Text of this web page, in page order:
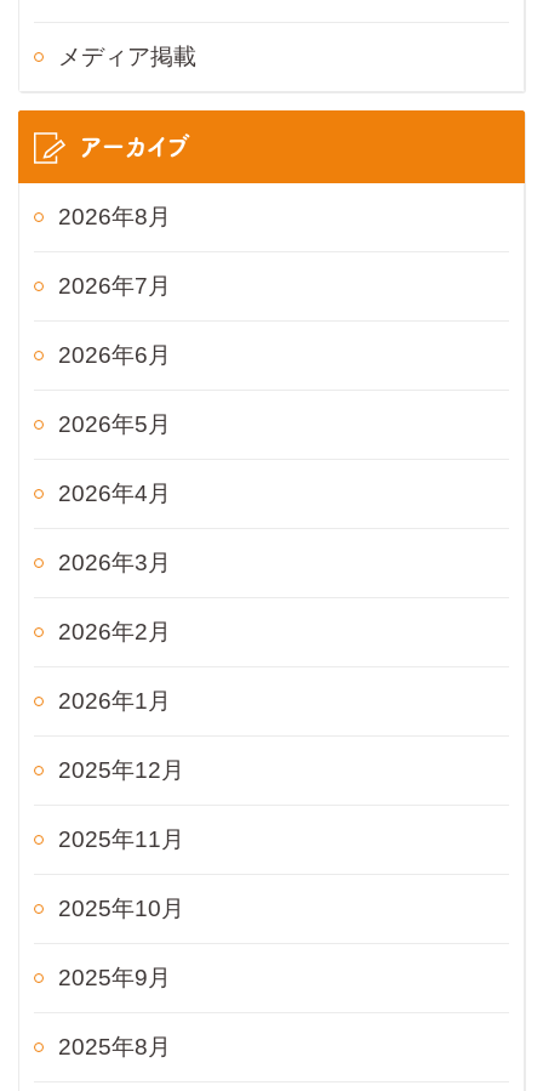
メディア掲載
アーカイブ
2026年8月
2026年7月
2026年6月
2026年5月
2026年4月
2026年3月
2026年2月
2026年1月
2025年12月
2025年11月
2025年10月
2025年9月
2025年8月